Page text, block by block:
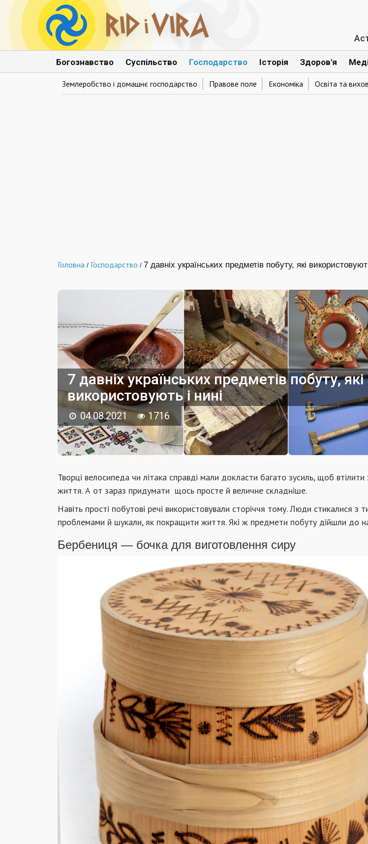
Богознавство Суспільство Господарство
Землеробство і домашнє господарство Правове поле Економіка Освіта та
Історія Здоров'я
Головна / Господарство / 7 давніх українських предметів побуту, які
7 давніх українських предметів побуту, які
використовують і нині
04.08.2021 1716
Творці велосипеда чи літака справді мали докласти багато зусиль, щоб
життя. А от зараз придумати щось просте й величне складніше.
Навіть прості побутові речі використовували сторіччя тому. Люди стикалися з
проблемами й шукали, як покращити життя. Які ж предмети побуту дійшли до
Бербениця — бочка для виготовлення сиру